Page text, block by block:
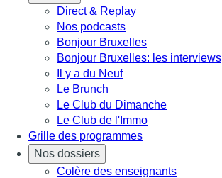
Direct & Replay
Nos podcasts
Bonjour Bruxelles
Bonjour Bruxelles: les interviews
Il y a du Neuf
Le Brunch
Le Club du Dimanche
Le Club de l'Immo
Grille des programmes
Nos dossiers
Colère des enseignants